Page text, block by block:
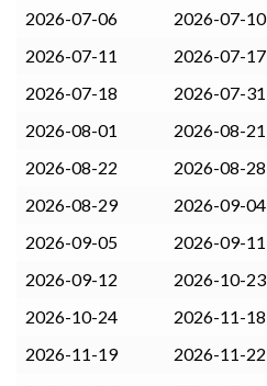
2026-07-06
2026-07-10
2026-07-11
2026-07-17
2026-07-18
2026-07-31
2026-08-01
2026-08-21
2026-08-22
2026-08-28
2026-08-29
2026-09-04
2026-09-05
2026-09-11
2026-09-12
2026-10-23
2026-10-24
2026-11-18
2026-11-19
2026-11-22